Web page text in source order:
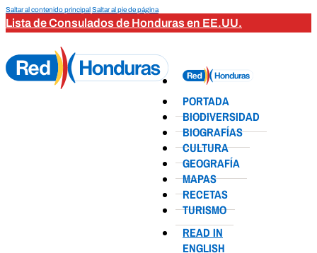
Saltar al contenido principalSaltar al pie de página
Lista de Consulados de Honduras en EE.UU.
PORTADA
BIODIVERSIDAD
BIOGRAFÍAS
CULTURA
GEOGRAFÍA
MAPAS
RECETAS
TURISMO
READ IN
ENGLISH